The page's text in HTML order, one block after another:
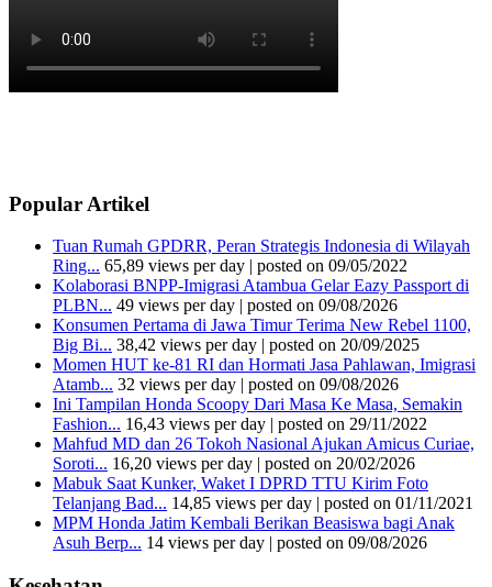
Popular Artikel
Tuan Rumah GPDRR, Peran Strategis Indonesia di Wilayah
Ring... 65,89 views per day | posted on 09/05/2022
Kolaborasi BNPP-Imigrasi Atambua Gelar Eazy Passport di
PLBN... 49 views per day | posted on 09/08/2026
Konsumen Pertama di Jawa Timur Terima New Rebel 1100,
Big Bi... 38,42 views per day | posted on 20/09/2025
Momen HUT ke-81 RI dan Hormati Jasa Pahlawan, Imigrasi
Atamb... 32 views per day | posted on 09/08/2026
Ini Tampilan Honda Scoopy Dari Masa Ke Masa, Semakin
Fashion... 16,43 views per day | posted on 29/11/2022
Mahfud MD dan 26 Tokoh Nasional Ajukan Amicus Curiae,
Soroti... 16,20 views per day | posted on 20/02/2026
Mabuk Saat Kunker, Waket I DPRD TTU Kirim Foto
Telanjang Bad... 14,85 views per day | posted on 01/11/2021
MPM Honda Jatim Kembali Berikan Beasiswa bagi Anak
Asuh Berp... 14 views per day | posted on 09/08/2026